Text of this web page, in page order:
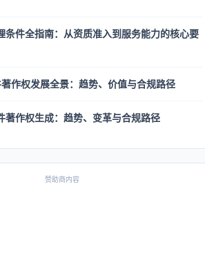
条件全指南：从资质准入到服务能力的核心要
作权发展全景：趋势、价值与合规路径
著作权生成：趋势、变革与合规路径
赞助商内容